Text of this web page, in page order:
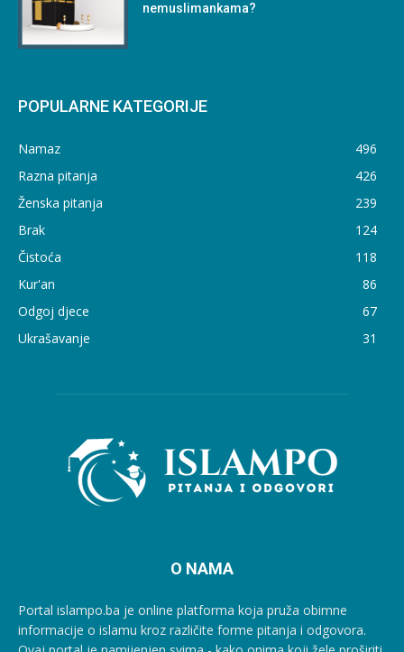
nemuslimankama?
POPULARNE KATEGORIJE
Namaz
496
Razna pitanja
426
Ženska pitanja
239
Brak
124
Čistoća
118
Kur'an
86
Odgoj djece
67
Ukrašavanje
31
O NAMA
Portal islampo.ba je online platforma koja pruža obimne
informacije o islamu kroz različite forme pitanja i odgovora.